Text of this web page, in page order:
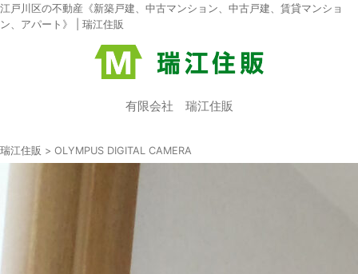
江戸川区の不動産《新築戸建、中古マンション、中古戸建、賃貸マンショ
ン、アパート》 | 瑞江住販
有限会社 瑞江住販
瑞江住販 > OLYMPUS DIGITAL CAMERA